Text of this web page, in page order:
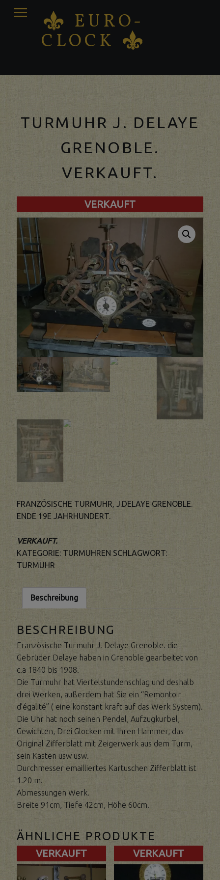
K EURO-
CLOCK K
PRIMARY
MENU
TURMUHR J. DELAYE
GRENOBLE.
VERKAUFT.
VERKAUFT
FRANZÖSISCHE TURMUHR, J.DELAYE GRENOBLE.
ENDE 19E JAHRHUNDERT.
VERKAUFT.
KATEGORIE: TURMUHREN SCHLAGWORT:
TURMUHR
Beschreibung
BESCHREIBUNG
Französische Turmuhr J. Delaye Grenoble. die
Gebrüder Delaye haben in Grenoble gearbeitet von
c.a 1840 bis 1908.
Die Turmuhr hat Viertelstundenschlag und deshalb
drei Werken, außerdem hat Sie ein “Remontoir
d’égalité” ( eine konstant kraft auf das Werk System).
Die Uhr hat noch seinen Pendel, Aufzugkurbel,
Gewichten, Drei Glocken mit Ihren Hammer, das
Original Zifferblatt mit Zeigerwerk aus dem Turm,
sein Kasten usw usw.
Durchmesser emailliertes Kartuschen Zifferblatt ist
1.20 m.
Abmessungen Werk.
Breite 91cm, Tiefe 42cm, Höhe 60cm.
ÄHNLICHE PRODUKTE
VERKAUFT VERKAUFT